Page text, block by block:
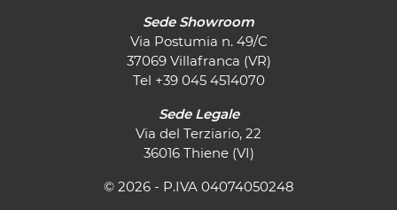
Sede Showroom
Via Postumia n. 49/C
37069 Villafranca (VR)
Tel +39 045 4514070
Sede Legale
Via del Terziario, 22
36016 Thiene (VI)
© 2026 - P.IVA 04074050248